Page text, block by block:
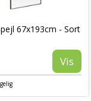
67x193cm - Sort
Vis